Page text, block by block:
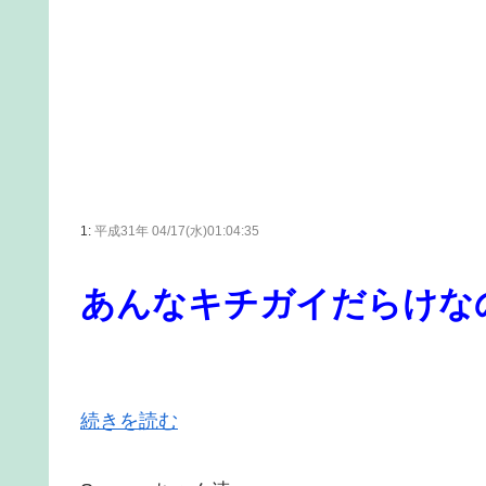
1: 平成31年 04/17(水)01:04:35
あんなキチガイだらけな
続きを読む